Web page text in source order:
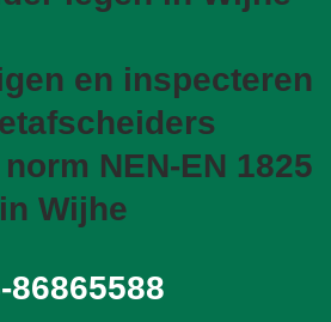
en inspecteren
NEN-EN 1825
in Wijhe
86865588